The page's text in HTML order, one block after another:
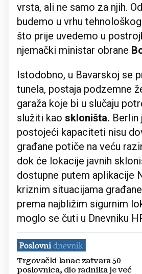
vrsta, ali ne samo za njih.
budemo u vrhu
što prije uvedemo u
njemački ministar obrane
Istodobno, u Bavarskoj se
tunela, postaja podzemne
garaža koje bi u slučaju
služiti kao skloništa. Berlin
postojeći kapaciteti nisu
građane potiče na veću
dok će lokacije javnih
dostupne putem aplikacije
kriznim situacijama
prema najbližim sigurnim
moglo se čuti u Dnevniku
Trgovački lanac zatvara 50
poslovnica, dio radnika je već